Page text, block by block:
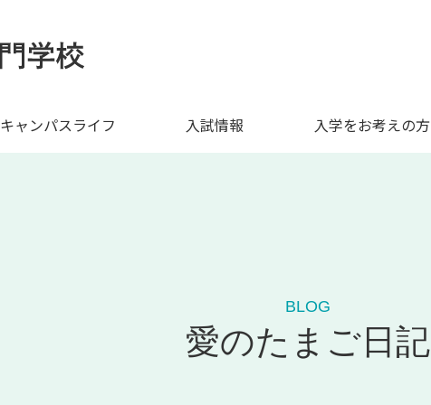
キャンパスライフ 入試情報 入学をお考えの方
BLOG
愛のたまご日記